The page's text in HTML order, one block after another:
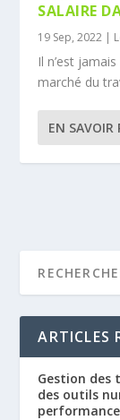
SALAIRE
19 Sep, 2022 |
Il n’est
marché du
EN SAVOIR
ARTICLES
Gestion
des outils
performance